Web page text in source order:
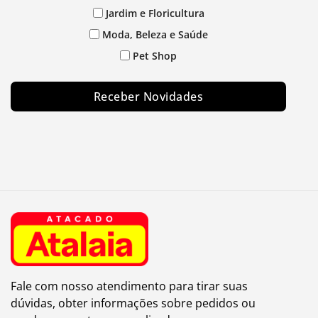
Jardim e Floricultura
Moda, Beleza e Saúde
Pet Shop
Receber Novidades
Fale com nosso atendimento para tirar suas
dúvidas, obter informações sobre pedidos ou